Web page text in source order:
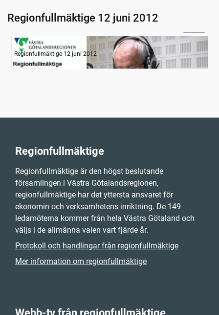
Regionfullmäktige 12 juni 2012
Radion informerar
Regionfullmäktige 12 juni 2012
Regionfullmäktige
Regionfullmäktige är den högst beslutande
församlingen i Västra Götalandsregionen,
regionfullmäktige har det yttersta ansvaret för
ekonomin och verksamhetens inriktning. De 149
ledamöterna kommer från hela Västra Götaland och
väljs i de allmänna valen vart fjärde år.
Protokoll och handlingar från regionfullmäktige
Mer information om regionfullmäktige